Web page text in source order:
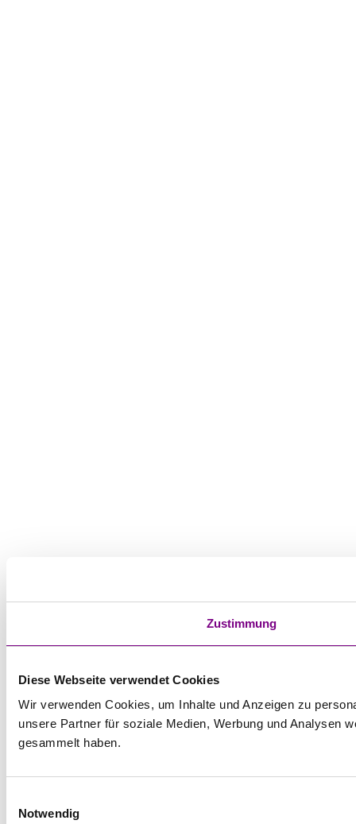
Zustimmung
Diese Webseite verwendet Cookies
Wir verwenden Cookies, um Inhalte und Anzeigen zu
unsere Partner für soziale Medien, Werbung und Analysen
gesammelt haben.
Notwendig